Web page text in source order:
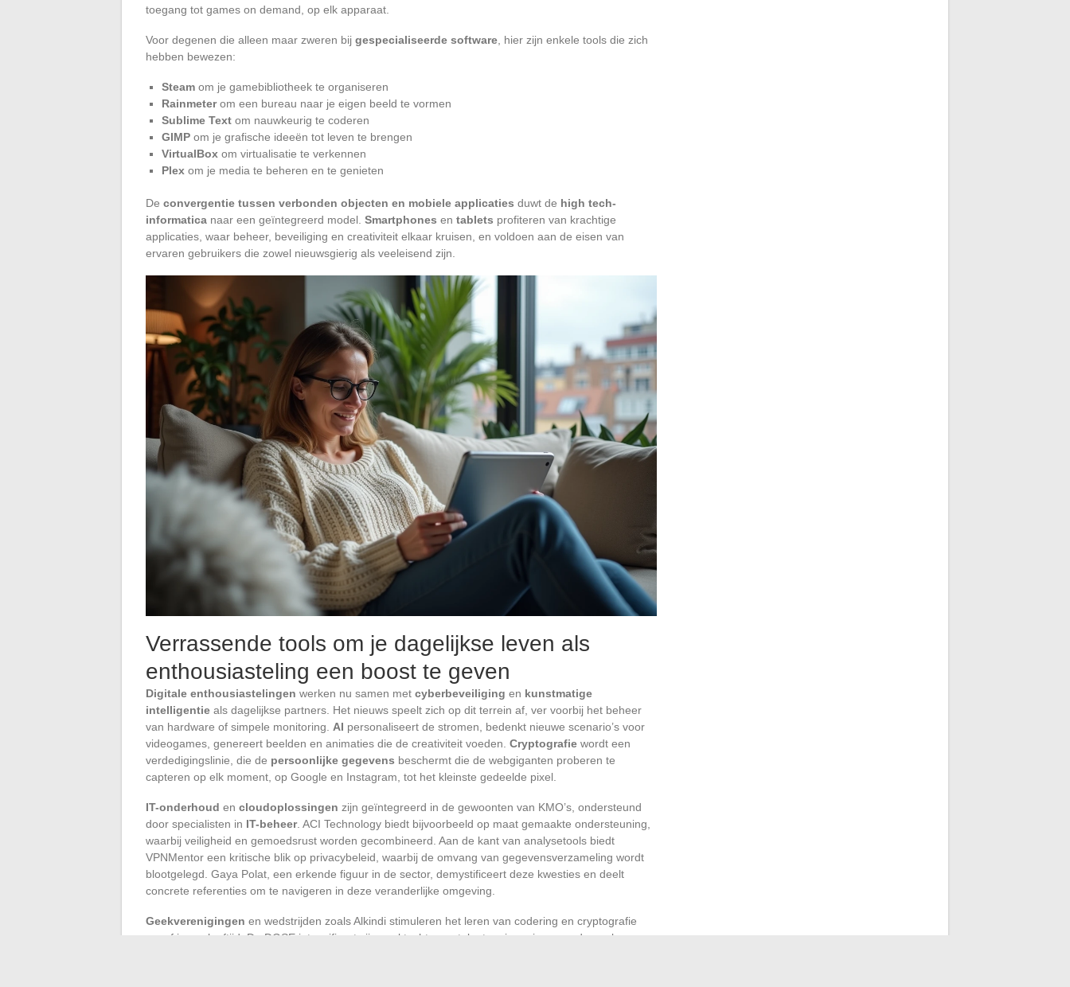
toegang tot games on demand, op elk apparaat.
Voor degenen die alleen maar zweren bij gespecialiseerde software , hier zijn enkele tools die zich
hebben bewezen:
Steam om je gamebibliotheek te organiseren
Rainmeterom een bureau naar je eigen beeld te vormen
Sublime Text om nauwkeurig te coderen
GIMP om je grafische ideeën tot leven te brengen
VirtualBox om virtualisatie te verkennen
Plex om je media te beheren en te genieten
De convergentie tussen verbonden objecten en mobiele applicaties duwt de high tech-
informatica naar een geïntegreerd model. Smartphones en tablets profiteren van krachtige
applicaties, waar beheer, beveiliging en creativiteit elkaar kruisen, en voldoen aan de eisen van
ervaren gebruikers die zowel nieuwsgierig als veeleisend zijn.
Verrassende tools om je dagelijkse leven als
enthousiasteling een boost te geven
Digitale enthousiastelingen werken nu samen met cyberbeveiliging en kunstmatige
intelligentie als dagelijkse partners. Het nieuws speelt zich op dit terrein af, ver voorbij het beheer
van hardware of simpele monitoring. AI personaliseert de stromen, bedenkt nieuwe scenario’s voor
videogames, genereert beelden en animaties die de creativiteit voeden. Cryptografie wordt een
verdedigingslinie, die de persoonlijke gegevens beschermt die de webgiganten proberen te
capteren op elk moment, op Google en Instagram, tot het kleinste gedeelde pixel.
IT-onderhoud en cloudoplossingen zijn geïntegreerd in de gewoonten van KMO’s, ondersteund
door specialisten in IT-beheer. ACI Technology biedt bijvoorbeeld op maat gemaakte ondersteuning,
waarbij veiligheid en gemoedsrust worden gecombineerd. Aan de kant van analysetools biedt
VPNMentor een kritische blik op privacybeleid, waarbij de omvang van gegevensverzameling wordt
blootgelegd. Gaya Polat, een erkende figuur in de sector, demystificeert deze kwesties en deelt
concrete referenties om te navigeren in deze veranderlijke omgeving.
Geekverenigingen en wedstrijden zoals Alkindi stimuleren het leren van codering en cryptografie
vanaf jonge leeftijd. De DGSE intensifieert zijn zoektocht naar talenten: ingenieurs, onderzoekers en